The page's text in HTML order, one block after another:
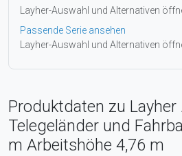
Layher-Auswahl und Alternativen
Passende Serie ansehen
Layher-Auswahl und Alternativen
Produktdaten zu Layher
Telegeländer und
m Arbeitshöhe 4,76 m